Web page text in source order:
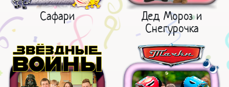
Сафари
Дед Мороз и
Снегурочка